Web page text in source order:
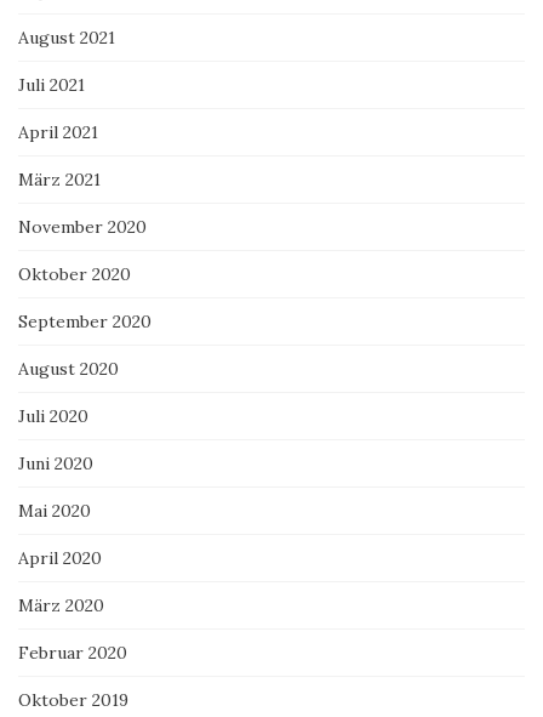
August 2021
Juli 2021
April 2021
März 2021
November 2020
Oktober 2020
September 2020
August 2020
Juli 2020
Juni 2020
Mai 2020
April 2020
März 2020
Februar 2020
Oktober 2019